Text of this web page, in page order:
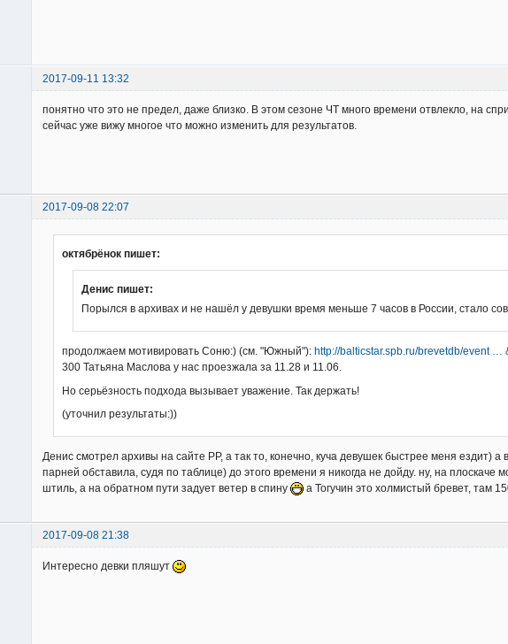
2017-09-11 13:32
понятно что это не предел, даже близко. В этом сезоне ЧТ много времени отвлекло, на
сейчас уже вижу многое что можно изменить для результатов.
2017-09-08 22:07
октябрёнок пишет:
Денис пишет:
Порылся в архивах и не нашёл у девушки время меньше 7 часов в России, стало
продолжаем мотивировать Соню:) (см. "Южный"): http://balticstar.spb.ru/brevetdb/event …
300 Татьяна Маслова у нас проезжала за 11.28 и 11.06.
Но серьёзность подхода вызывает уважение. Так держать!
(уточнил результаты:))
Денис смотрел архивы на сайте РР, а так то, конечно, куча девушек быстрее меня ездит)
парней обставила, судя по таблице) до этого времени я никогда не дойду. ну, на плоскаче
штиль, а на обратном пути задует ветер в спину
а Тогучин это холмистый бревет, там
2017-09-08 21:38
Интересно девки пляшут